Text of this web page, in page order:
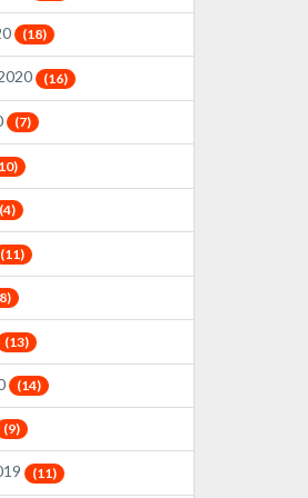
(18)
(16)
(7)
(4)
(11)
(13)
(14)
(9)
(11)